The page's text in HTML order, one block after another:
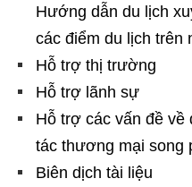
Hướng dẫn du lịch
các điểm du lịch trên
Hỗ trợ thị trường
Hỗ trợ lãnh sự
Hỗ trợ các vấn đề
tác thương mại song
Biên dịch tài liệu